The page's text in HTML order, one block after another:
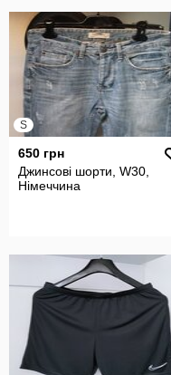
S
650 грн
Джинсові шорти, W30,
Німеччина